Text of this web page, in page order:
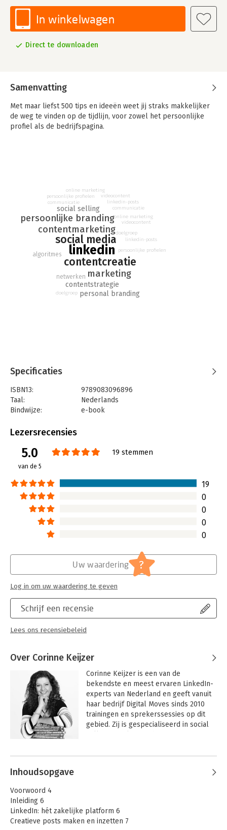
In winkelwagen
Direct te downloaden
Samenvatting
Met maar liefst 500 tips en ideeën weet jij straks makkelijker
de weg te vinden op de tijdlijn, voor zowel het persoonlijke
profiel als de bedrijfspagina.
linkedin
social media
contentcreatie
contentmarketing
marketing
persoonlijke branding
contentstrategie
social selling
personal branding
netwerken
algoritmes
communicatie
persoonlijke profielen
online marketing
videocontent
linkedin-posts
doelgroep
communicatie
persoonlijke profielen
online marketing
videocontent
linkedin-posts
doelgroep
Specificaties
ISBN13:
9789083096896
Taal:
Nederlands
Bindwijze:
e-book
Bestandsformaat:
Uitgever:
Some Books Uitgeverij
Verschijningsdatum:
Hoofdrubriek:
Lezersrecensies
5.0
van de 5
19 stemmen
19
0
0
0
0
Schrijf een recensie
Lees ons recensiebeleid
Uw waardering ?
Log in om uw waardering te geven
Over Corinne Keijzer
Corinne Keijzer is een van de
bekendste en meest ervaren LinkedIn-
experts van Nederland en geeft vanuit
haar bedrijf Digital Moves sinds 2010
trainingen en sprekerssessies op dit
gebied. Zij is gespecialiseerd in social
branding. Mede door een opleiding NLP
Zij schreef meerdere boeken over het
gebruik van LinkedIn waaronder de
bestsellers 'Meer succes met LinkedIn!'
Andere boeken door Corinne
Keijzer
Inhoudsopgave
Voorwoord 4
Inleiding 6
LinkedIn: hét zakelijke platform 6
Creatieve posts maken en inzetten 7